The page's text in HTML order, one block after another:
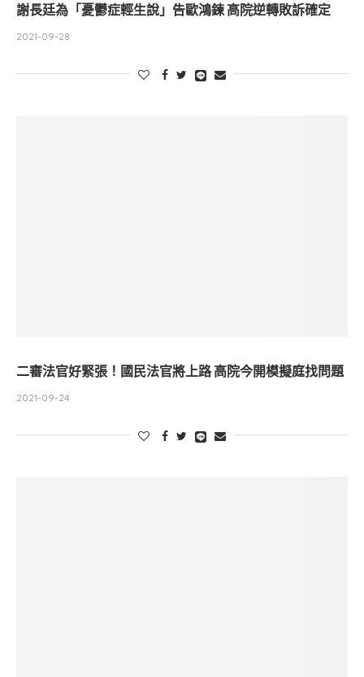
謝長廷為「憂鬱症輕生說」告歐鴻鍊 高院逆轉敗訴確定
2021-09-28
二審法官好緊張！國民法官將上路 高院今開模擬庭找問題
2021-09-24